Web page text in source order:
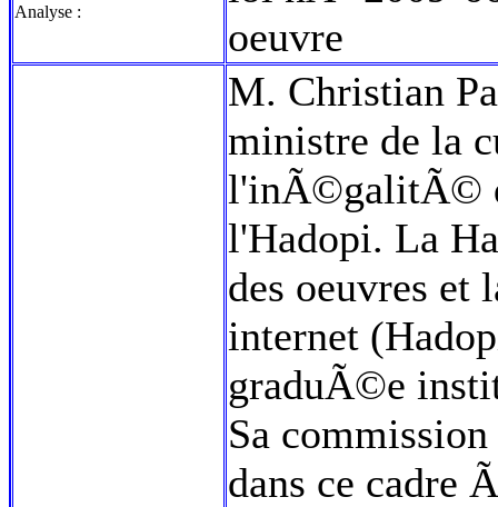
Analyse :
oeuvre
M. Christian
ministre de la
l'inÃ©galitÃ©
l'Hadopi. La
des oeuvres et
internet
graduÃ©e
Sa
dans ce cadre